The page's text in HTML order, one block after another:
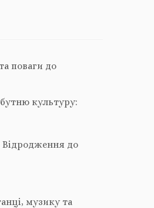
поваги до
культуру:
Відродження до
музику та